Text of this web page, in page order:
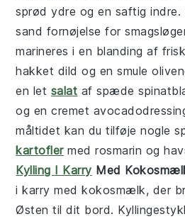
sprød ydre og en saftig indre.
sand fornøjelse for
marineres i en blanding af
hakket dild og en smule
en let salat af spæde
og en cremet
måltidet kan du tilføje nogle
kartoflermed rosmarin og
Kylling I Karry Med
i karry med kokosmælk, der
Østen til dit bord.